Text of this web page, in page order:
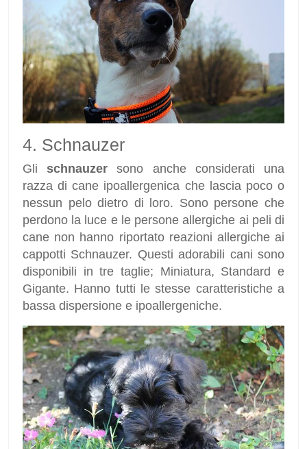
4. Schnauzer
Gli schnauzer sono anche considerati una
razza di cane ipoallergenica che lascia poco o
nessun pelo dietro di loro. Sono persone che
perdono la luce e le persone allergiche ai peli di
cane non hanno riportato reazioni allergiche ai
cappotti Schnauzer. Questi adorabili cani sono
disponibili in tre taglie; Miniatura, Standard e
Gigante. Hanno tutti le stesse caratteristiche a
bassa dispersione e ipoallergeniche.